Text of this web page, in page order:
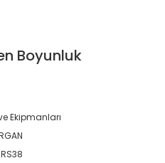
Boyunluk
Ekipmanları